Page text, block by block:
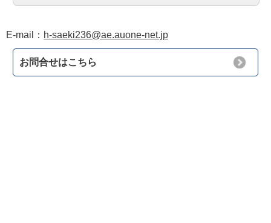
E-mail： h-saeki236@ae.auone-net.jp
お問合せはこちら